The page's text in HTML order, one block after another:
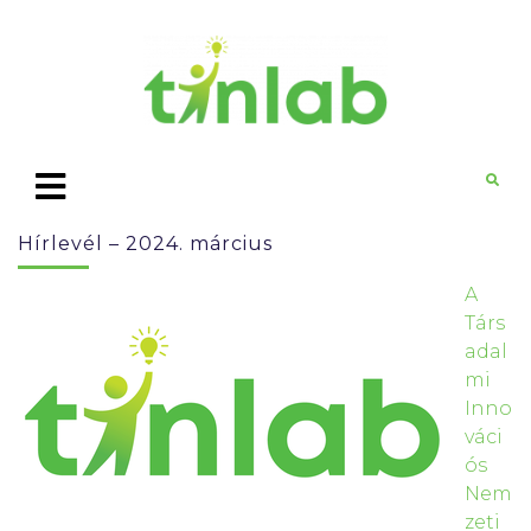
Hírlevél – 2024. március
A
Társ
adal
mi
Inno
váci
ós
Nem
zeti